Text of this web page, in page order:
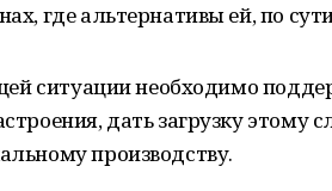
где альтернативы ей, по
ситуации необходимо
дать загрузку этому
производству.